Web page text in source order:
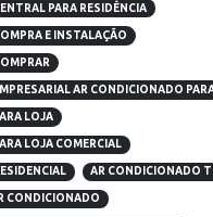
PARA RESIDÊNCIA
E INSTALAÇÃO
AR CONDICIONADO
LOJA
LOJA COMERCIAL
AR CONDICIONADO
CONDICIONADO